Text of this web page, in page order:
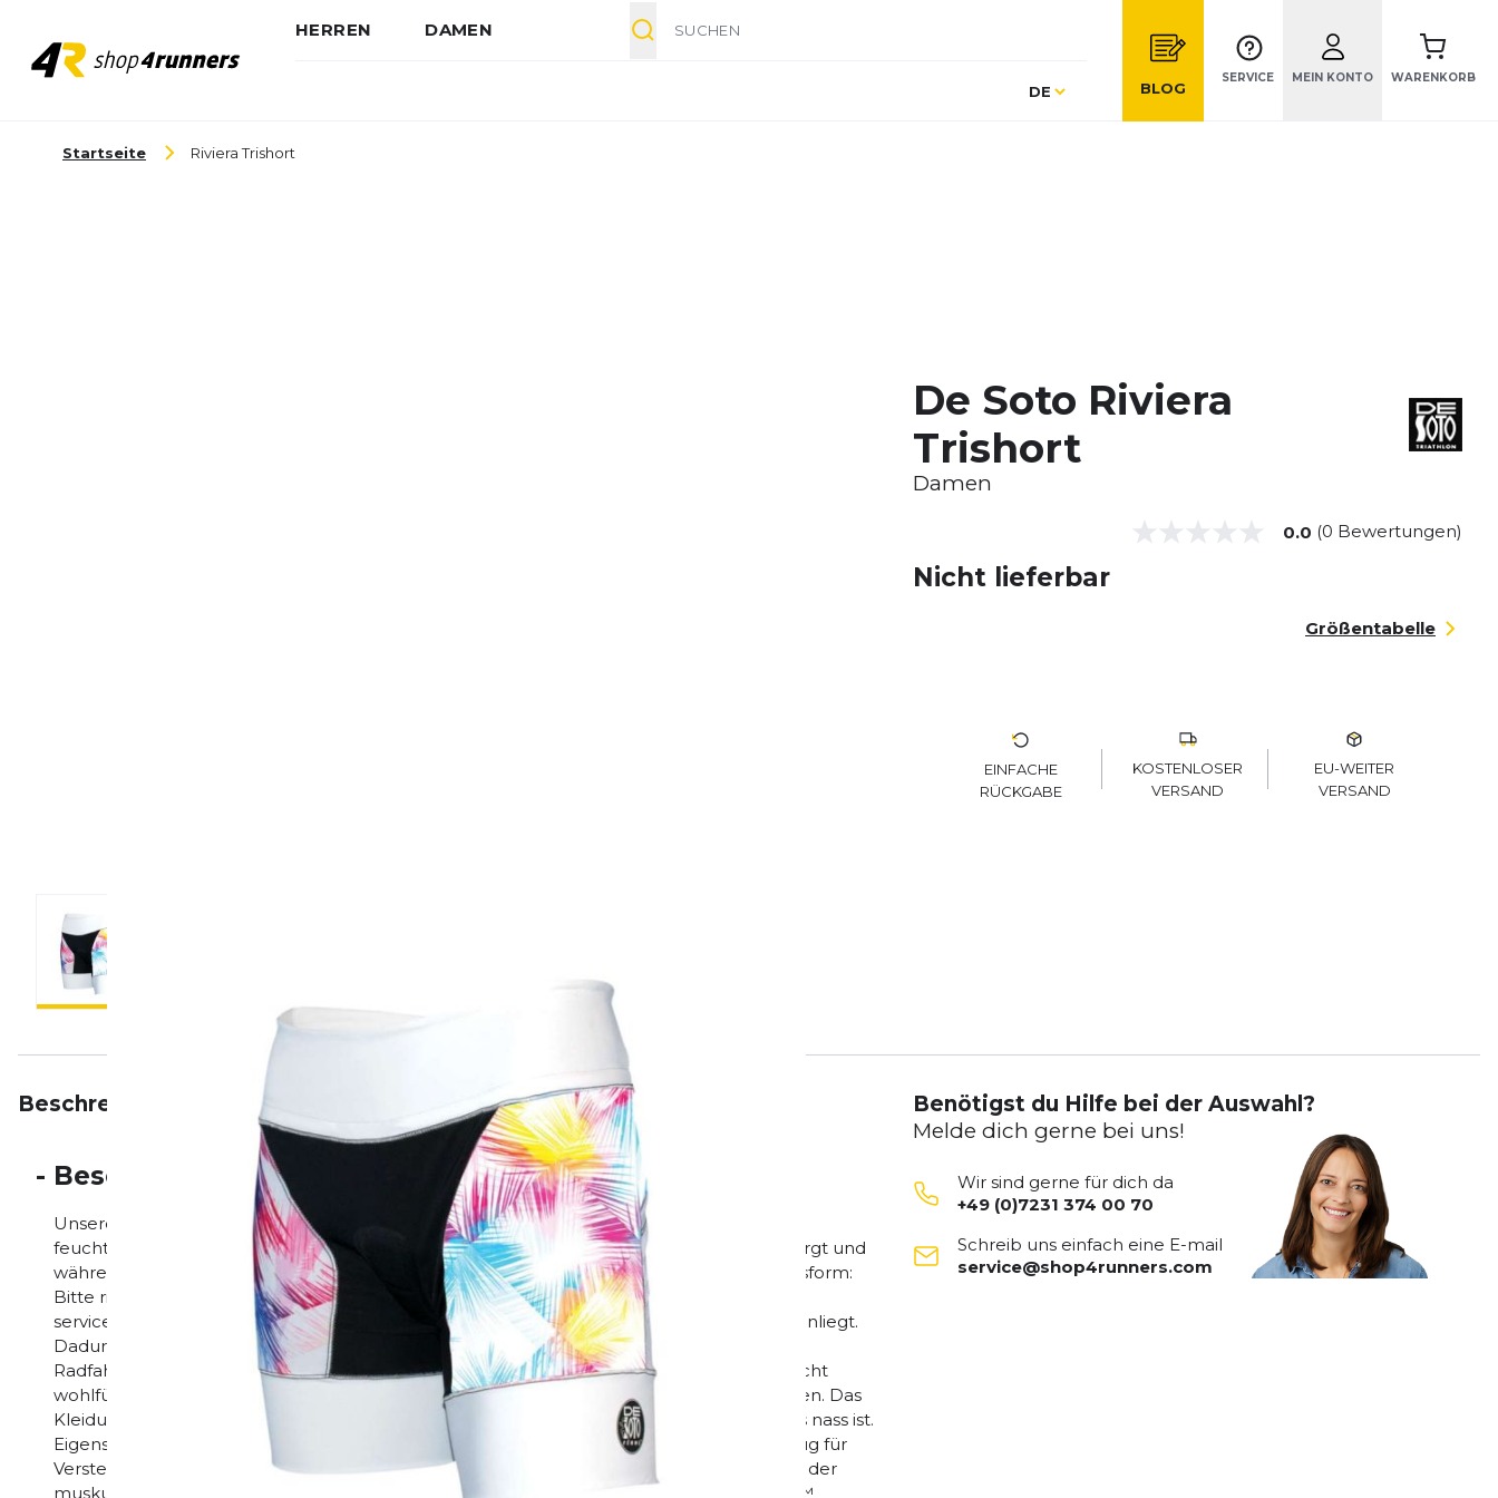
HERREN DAMEN
Sprache
DE BLOG
SERVICE MEIN KONTO WARENKORB
Startseite Riviera Trishort
De Soto Riviera
Trishort
Damen
0.0 (0 Bewertungen)
Nicht lieferbar
Größentabelle
EINFACHE
RÜCKGABE
KOSTENLOSER
VERSAND
EU-WEITER
VERSAND
Beschreibung Eigenschaften
- Beschreibung
Unsere Femme Riviera Tri Shorts verfügt über ein schnell trocknendes,
feuchtigkeitstransportierendes Triathlonpolster, dass für ultimativen Komfort im Sattel sorgt und
während des Laufs praktisch unbemerkt bleibt. Passform: Enganliegend Hinweis zur Passform:
Bitte richte Dich nach unserer Größentabelle! Im Zweifelsfall sende eine E-Mail an
service@desotoeurope.com . Triathlonbekleidung ist so konzipiert, dass sie auf der Haut anliegt.
Dadurch sollen mögliche Scheuerstellen und unnötiger Widerstand beim Schwimmen,
Radfahren und Laufen vermieden werden. Wenn Du Dich mit dieser Art von Passform nicht
wohlfühlst und oder zwischen den Größen liegst, empfehlen wir Dir, die Größe anzupassen. Das
Kleidungsstück sitzt beim ersten Anziehen am engsten, es entspannt sich leicht, wenn es nass ist.
Eigenschaften und Vorteile: Breiter 2-Zoll-Bund mit einem leicht abnehmbaren Kordelzug für
Verstellbarkeit und Komfort. Mobius™ Komfort Kompressionsgewebe bietet die Vorteile der
muskulären Kompression, ohne das Beschwerden auftreten. Strategisch platziert Liftfoil™
Benötigst du Hilfe bei der Auswahl?
Melde dich gerne bei uns!
Wir sind gerne für dich da
+49 (0)7231 374 00 70
Schreib uns einfach eine E-mail
service@shop4runners.com